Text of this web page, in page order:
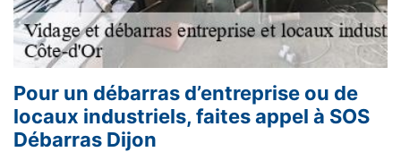
Pour un débarras d’entreprise ou de
locaux industriels, faites appel à SOS
Débarras Dijon